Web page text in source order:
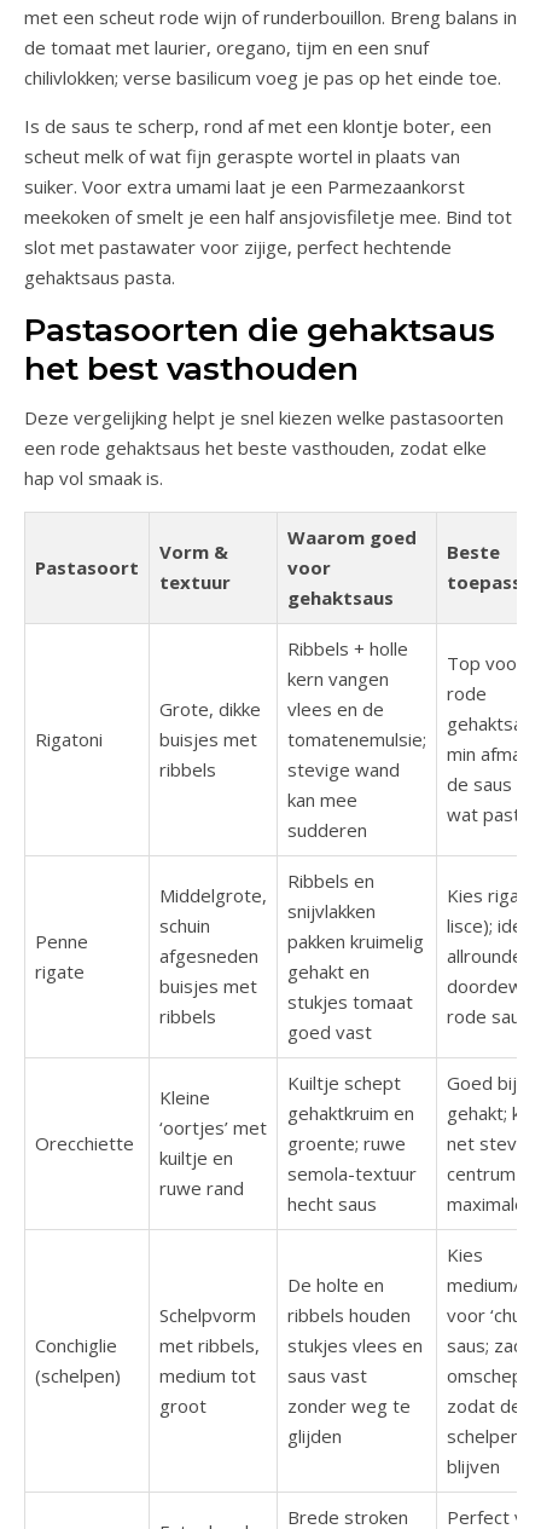
met een scheut rode wijn of runderbouillon. Breng balans in
de tomaat met laurier, oregano, tijm en een snuf
chilivlokken; verse basilicum voeg je pas op het einde toe.
Is de saus te scherp, rond af met een klontje boter, een
scheut melk of wat fijn geraspte wortel in plaats van
suiker. Voor extra umami laat je een Parmezaankorst
meekoken of smelt je een half ansjovisfiletje mee. Bind tot
slot met pastawater voor zijige, perfect hechtende
gehaktsaus pasta.
Pastasoorten die gehaktsaus
het best vasthouden
Deze vergelijking helpt je snel kiezen welke pastasoorten
een rode gehaktsaus het beste vasthouden, zodat elke
hap vol smaak is.
Pastasoort
Vorm &
textuur
Waarom goed
voor
gehaktsaus
Beste
Rigatoni
Grote, dikke
buisjes met
ribbels
Ribbels + holle
kern vangen
vlees en de
tomatenemulsie;
stevige wand
kan mee
sudderen
Top voor
rode
min
de saus
wat
Penne
rigate
Middelgrote,
schuin
afgesneden
buisjes met
ribbels
Ribbels en
snijvlakken
pakken kruimelig
gehakt en
stukjes tomaat
goed vast
Kies
lisce);
allrounder
rode saus
Orecchiette
Kleine
‘oortjes’ met
kuiltje en
ruwe rand
Kuiltje schept
gehaktkruim en
groente; ruwe
semola-textuur
hecht saus
Goed bij
gehakt;
net stevig
centrum
maximale
Conchiglie
(schelpen)
Schelpvorm
met ribbels,
medium tot
groot
De holte en
ribbels houden
stukjes vlees en
saus vast
zonder weg te
glijden
Kies
medium/
voor
saus; zacht
zodat de
schelpen
blijven
Brede stroken Perfect